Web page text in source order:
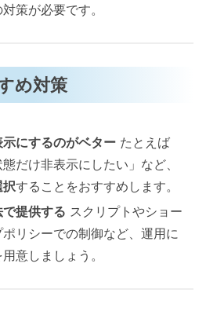
策が必要です。
め対策
にするのがベター たとえば
だけ非表示にしたい」など、
択することをおすすめします。
提供する スクリプトやショー
ポリシーでの制御など、運用に
意しましょう。